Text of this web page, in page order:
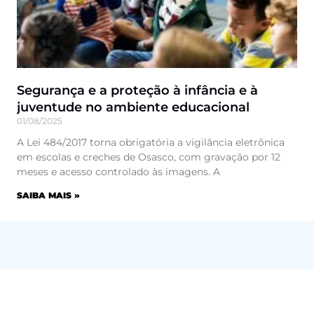
Segurança e a proteção à infância e à
juventude no ambiente educacional
01/08/2025
A Lei 484/2017 torna obrigatória a vigilância eletrônica
em escolas e creches de Osasco, com gravação por 12
meses e acesso controlado às imagens. A
SAIBA MAIS »